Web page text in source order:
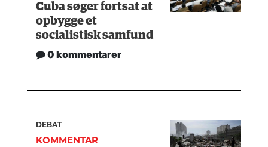
Cuba søger fortsat at
opbygge et
socialistisk samfund
0 kommentarer
DEBAT
KOMMENTAR